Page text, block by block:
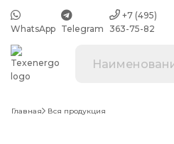
WhatsApp Telegram
+7 (495)
363-75-82
Главная Вся продукция